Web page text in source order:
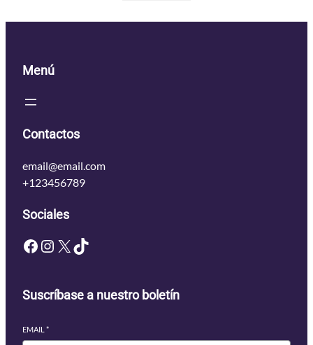
Menú
Contactos
email@email.com
+123456789
Sociales
Facebook Instagram X TikTok
Suscríbase a nuestro boletín
EMAIL *